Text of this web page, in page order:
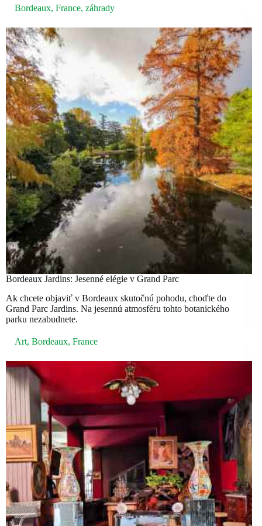
Bordeaux, France, záhrady
Bordeaux Jardins: Jesenné elégie v Grand Parc
Ak chcete objaviť v Bordeaux skutočnú pohodu, choďte do
Grand Parc Jardins. Na jesennú atmosféru tohto botanického
parku nezabudnete.
Art, Bordeaux, France